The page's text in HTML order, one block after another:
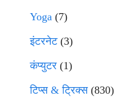
Yoga (7)
इंटरनेट(3)
कंप्युटर (1)
टिप्स & ट्रिक्स(830)